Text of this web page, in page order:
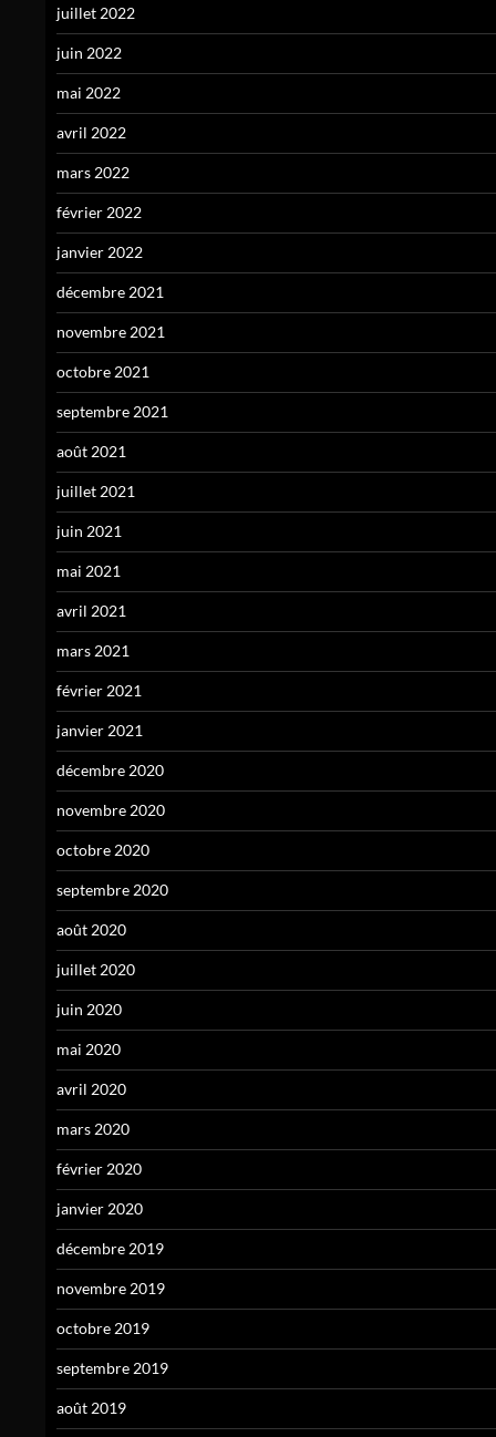
juillet 2022
juin 2022
mai 2022
avril 2022
mars 2022
février 2022
janvier 2022
décembre 2021
novembre 2021
octobre 2021
septembre 2021
août 2021
juillet 2021
juin 2021
mai 2021
avril 2021
mars 2021
février 2021
janvier 2021
décembre 2020
novembre 2020
octobre 2020
septembre 2020
août 2020
juillet 2020
juin 2020
mai 2020
avril 2020
mars 2020
février 2020
janvier 2020
décembre 2019
novembre 2019
octobre 2019
septembre 2019
août 2019